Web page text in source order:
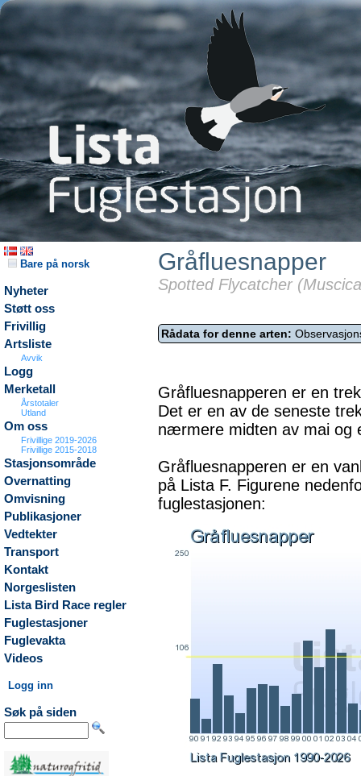
Bare på norsk
Nyheter
Støtt oss
Frivillig
Artsliste
Avvik
Logg
Merketall
Årstotaler
Utland
Om oss
Frivillige 2019-2026
Frivillige 2015-2018
Stasjonsområde
Overnatting
Omvisning
Publikasjoner
Vedtekter
Transport
Kontakt
Norgeslisten
Lista Bird Race regler
Fuglestasjoner
Fuglevakta
Videos
Logg inn
Søk på siden
Gråfluesnapper
Spotted Flycatcher
Rådata for denne arten:
Gråfluesnapperen er en
Det er en av de seneste
nærmere midten av mai og
Gråfluesnapperen er en
på Lista F. Figurene
fuglestasjonen: